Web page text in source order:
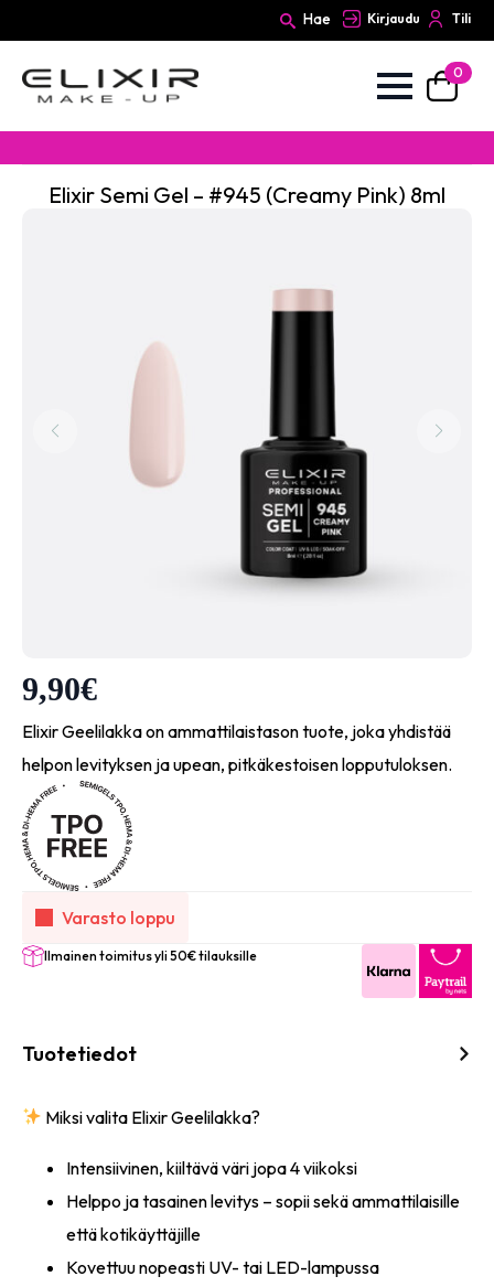
Hae Kirjaudu Tili
0
Elixir Semi Gel – #945 (Creamy Pink) 8ml
9,90€
Elixir Geelilakka on ammattilaistason tuote, joka yhdistää
helpon levityksen ja upean, pitkäkestoisen lopputuloksen.
Varasto loppu
Ilmainen toimitus yli 50€ tilauksille
Tuotetiedot
Miksi valita Elixir Geelilakka?
Intensiivinen, kiiltävä väri jopa 4 viikoksi
Helppo ja tasainen levitys – sopii sekä ammattilaisille
että kotikäyttäjille
Kovettuu nopeasti UV- tai LED-lampussa